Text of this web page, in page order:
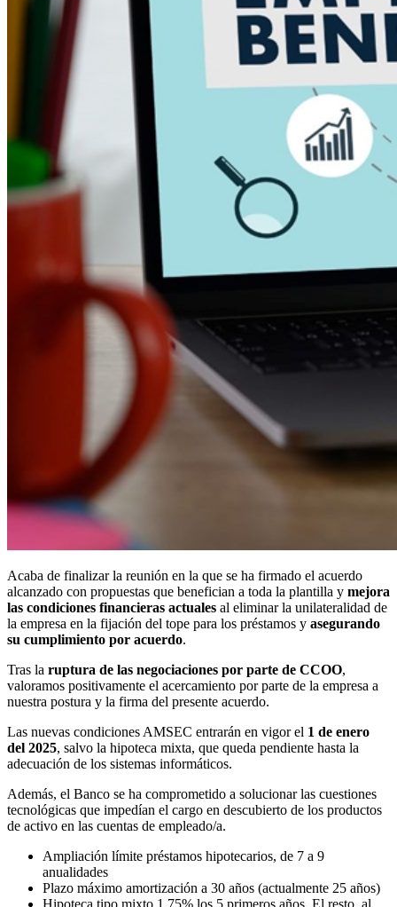
Acaba de finalizar la reunión en la que se ha firmado el acuerdo
alcanzado con propuestas que benefician a toda la plantilla y mejora
las condiciones financieras actuales al eliminar la unilateralidad de
la empresa en la fijación del tope para los préstamos y asegurando
su cumplimiento por acuerdo.
Tras la ruptura de las negociaciones por parte de CCOO,
valoramos positivamente el acercamiento por parte de la empresa a
nuestra postura y la firma del presente acuerdo.
Las nuevas condiciones AMSEC entrarán en vigor el 1 de enero
del 2025, salvo la hipoteca mixta, que queda pendiente hasta la
adecuación de los sistemas informáticos.
Además, el Banco se ha comprometido a solucionar las cuestiones
tecnológicas que impedían el cargo en descubierto de los productos
de activo en las cuentas de empleado/a.
Ampliación límite préstamos hipotecarios, de 7 a 9
anualidades
Plazo máximo amortización a 30 años (actualmente 25 años)